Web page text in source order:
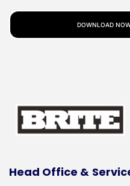
DOWNLOAD
Head Office &